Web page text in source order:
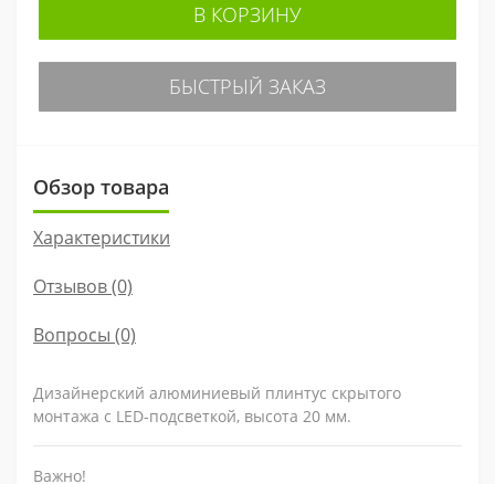
В КОРЗИНУ
БЫСТРЫЙ ЗАКАЗ
Обзор товара
Характеристики
Отзывов (0)
Вопросы (0)
Дизайнерский алюминиевый плинтус скрытого
монтажа с LED-подсветкой, высота 20 мм.
Важно!